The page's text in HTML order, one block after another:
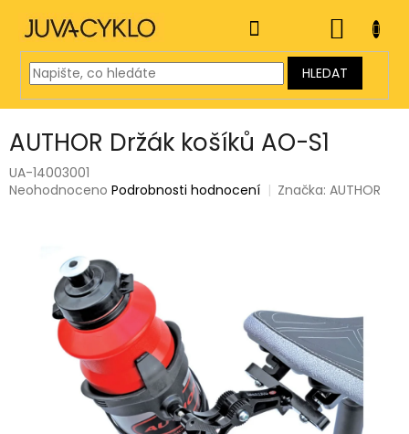
obsah
HLEDAT
KOŠÍK
AUTHOR Držák košíků AO-S1
UA-14003001
Průměrné
hvězdiček.
Neohodnoceno Podrobnosti hodnocení Značka:AUTHOR